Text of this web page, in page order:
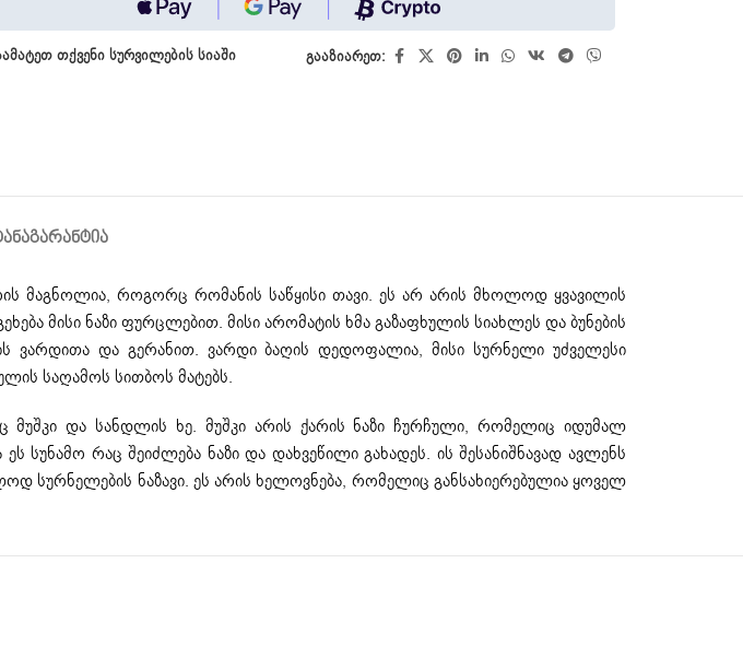
თქვენი სურვილების სიაში გააზიარეთ:
ᲒᲐᲠᲐᲜᲢᲘᲐ
მაგნოლია, როგორც რომანის საწყისი თავი. ეს არ არის მხოლოდ ყვავილის
მისი ნაზი ფურცლებით. მისი არომატის ხმა გაზაფხულის სიახლეს და ბუნების
ვარდითა და გერანით. ვარდი ბაღის დედოფალია, მისი სურნელი უძველესი
საღამოს სითბოს მატებს.
და სანდლის ხე. მუშკი არის ქარის ნაზი ჩურჩული, რომელიც იდუმალ
რაც შეიძლება ნაზი და დახვეწილი გახადეს. ის შესანიშნავად ავლენს
სურნელების ნაზავი. ეს არის ხელოვნება, რომელიც განსახიერებულია ყოველ